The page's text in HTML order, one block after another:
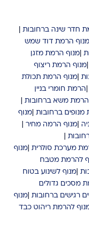
חדר שינה ברחובות
מנוף הרמת דוד שמש
מנוף הרמת מזגן
מנוף הרמת ריצוף
מנוף הרמת תכולת
הרמת חומרי בניין
הרמת משא ברחובות
ברחובות
מנוף
מנוף הרמה מחיר
מערכת סולרית
מנוף
להרמת מטבח
מנוף לשינוע בטוח
מסכים גדולים
רגישים ברחובות
מנוף
להרמת ריהוט כבד